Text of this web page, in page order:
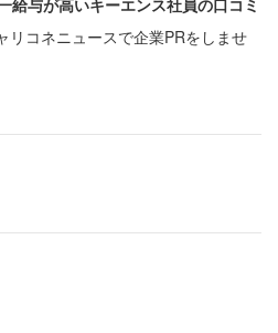
からすごい変わったな、前と全
れていたのだろう。男性は
ったというのはとても大きいで
さな目標でも持っていこうと今
給与が高いキーエンス社員の口コミ
リコネニュースで企業PRをしませ